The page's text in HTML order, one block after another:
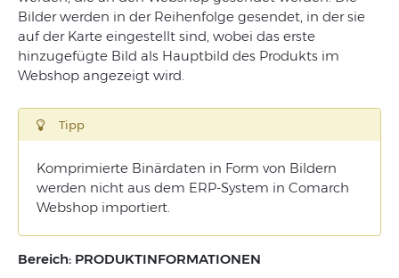
Bilder werden in der Reihenfolge gesendet, in der sie
auf der Karte eingestellt sind, wobei das erste
hinzugefügte Bild als Hauptbild des Produkts im
Webshop angezeigt wird.
Tipp
Komprimierte Binärdaten in Form von Bildern
werden nicht aus dem ERP-System in Comarch
Webshop importiert.
Bereich: PRODUKTINFORMATIONEN